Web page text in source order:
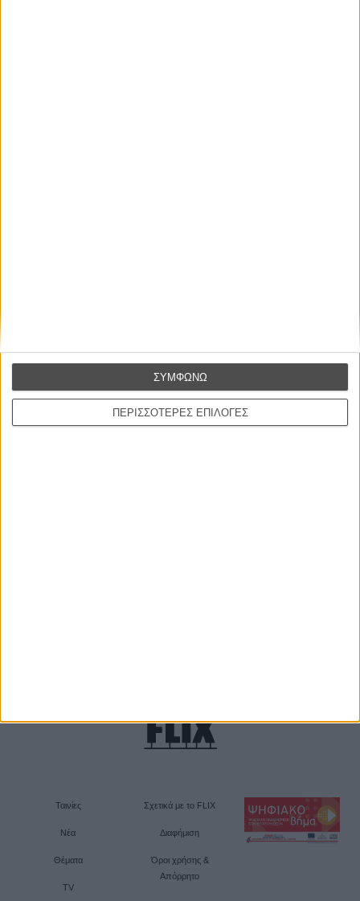
ΠΕΡΙΣΣΟΤΕΡΕΣ ΕΠΙΛΟΓΕΣ
ΣΥΜΦΩΝΩ
CONNECT
Εγγράψου στο εβδομαδιαίο newsletter μας.
Ταινίες
Νέα
Θέματα
TV
Σχετικά με το FLIX
Διαφήμιση
Όροι χρήσης &
Απόρρητο